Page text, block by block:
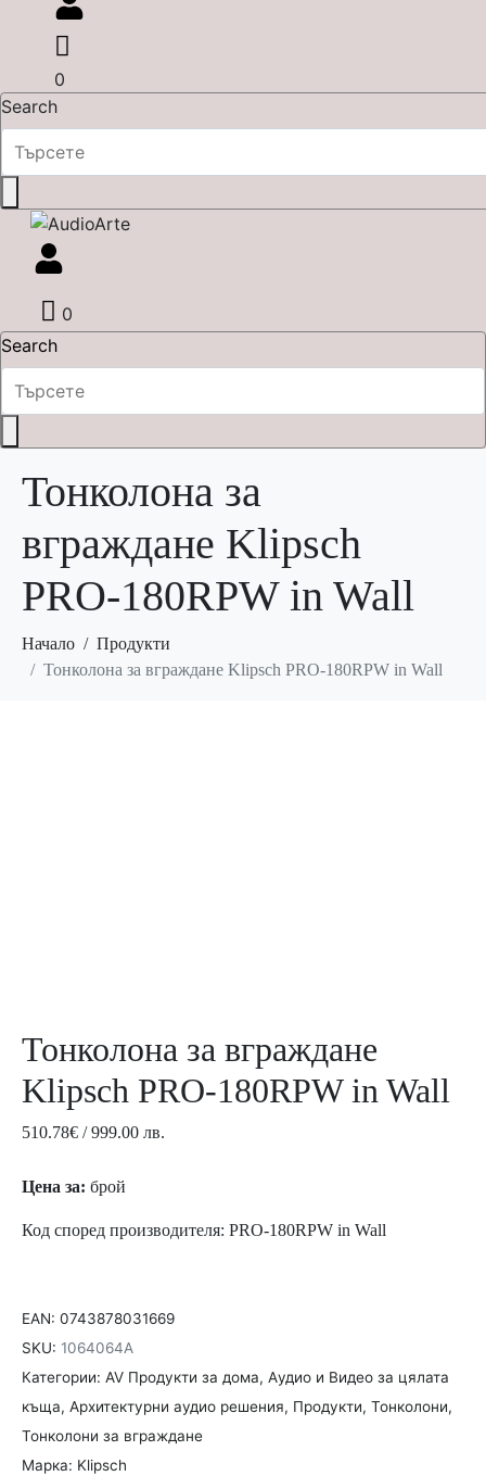
0
Search
0
Search
Тонколона за
вграждане Klipsch
PRO-180RPW in Wall
Начало
Продукти
Тонколона за вграждане Klipsch PRO-180RPW in Wall
Тонколона за вграждане
Klipsch PRO-180RPW in Wall
510.78€ / 999.00 лв.
Цена за: брой
Код според производителя: PRO-180RPW in Wall
EAN: 0743878031669
SKU: 1064064A
Категории: AV Продукти за дома, Aудио и Видео за цялата
къща, Архитектурни аудио решения, Продукти, Тонколони,
Тонколони за вграждане
Марка: Klipsch